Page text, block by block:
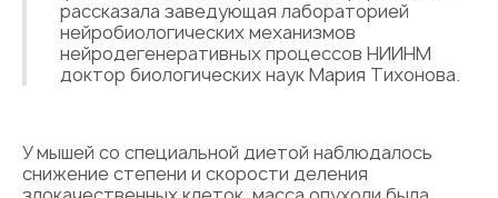
рассказала заведующая лабораторией
нейробиологических механизмов
нейродегенеративных процессов НИИНМ
доктор биологических наук Мария Тихонова.
У мышей со специальной диетой наблюдалось
снижение степени и скорости деления